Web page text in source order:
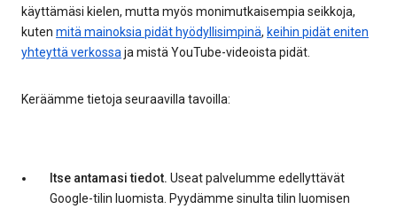
käyttämäsi kielen, mutta myös monimutkaisempia seikkoja,
kuten mitä mainoksia pidät hyödyllisimpinä, keihin pidät eniten
yhteyttä verkossaja mistä YouTube-videoista pidät.
Keräämme tietoja seuraavilla tavoilla:
Itse antamasi tiedot. Useat palvelumme edellyttävät
Google-tilin luomista. Pyydämme sinulta tilin luomisen